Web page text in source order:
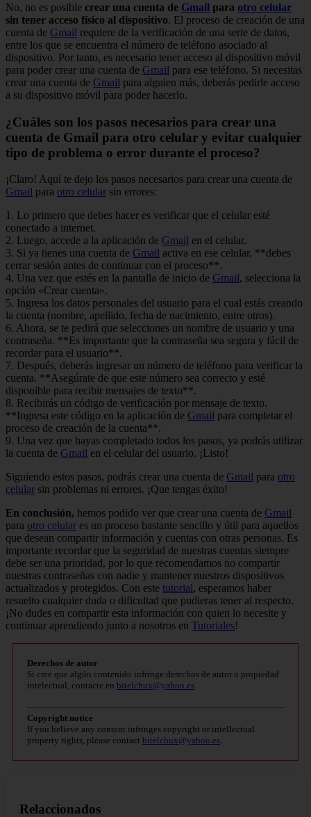
No, no es posible crear una cuenta de Gmail para otro celular
sin tener acceso físico al dispositivo. El proceso de creación de una
cuenta de Gmail requiere de la verificación de una serie de datos,
entre los que se encuentra el número de teléfono asociado al
dispositivo. Por tanto, es necesario tener acceso al dispositivo móvil
para poder crear una cuenta de Gmail para ese teléfono. Si necesitas
crear una cuenta de Gmail para alguien más, deberás pedirle acceso
a su dispositivo móvil para poder hacerlo.
¿Cuáles son los pasos necesarios para crear una
cuenta de Gmail para otro celular y evitar cualquier
tipo de problema o error durante el proceso?
¡Claro! Aquí te dejo los pasos necesarios para crear una cuenta de
Gmail para otro celular sin errores:
1. Lo primero que debes hacer es verificar que el celular esté
conectado a internet.
2. Luego, accede a la aplicación de Gmail en el celular.
3. Si ya tienes una cuenta de Gmail activa en ese celular, **debes
cerrar sesión antes de continuar con el proceso**.
4. Una vez que estés en la pantalla de inicio de Gmail, selecciona la
opción «Crear cuenta».
5. Ingresa los datos personales del usuario para el cual estás creando
la cuenta (nombre, apellido, fecha de nacimiento, entre otros).
6. Ahora, se te pedirá que selecciones un nombre de usuario y una
contraseña. **Es importante que la contraseña sea segura y fácil de
recordar para el usuario**.
7. Después, deberás ingresar un número de teléfono para verificar la
cuenta. **Asegúrate de que este número sea correcto y esté
disponible para recibir mensajes de texto**.
8. Recibirás un código de verificación por mensaje de texto.
**Ingresa este código en la aplicación de Gmail para completar el
proceso de creación de la cuenta**.
9. Una vez que hayas completado todos los pasos, ya podrás utilizar
la cuenta de Gmail en el celular del usuario. ¡Listo!
Siguiendo estos pasos, podrás crear una cuenta de Gmail para otro
celular sin problemas ni errores. ¡Que tengas éxito!
En conclusión, hemos podido ver que crear una cuenta de Gmail
para otro celular es un proceso bastante sencillo y útil para aquellos
que desean compartir información y cuentas con otras personas. Es
importante recordar que la seguridad de nuestras cuentas siempre
debe ser una prioridad, por lo que recomendamos no compartir
nuestras contraseñas con nadie y mantener nuestros dispositivos
actualizados y protegidos. Con este tutorial, esperamos haber
resuelto cualquier duda o dificultad que pudieras tener al respecto.
¡No dudes en compartir esta información con quien lo necesite y
continuar aprendiendo junto a nosotros en Tutoriales!
Derechos de autor
Si cree que algún contenido infringe derechos de autor o propiedad
intelectual, contacte en bitelchux@yahoo.es.
Copyright notice
If you believe any content infringes copyright or intellectual
property rights, please contact bitelchux@yahoo.es.
Relaccionados